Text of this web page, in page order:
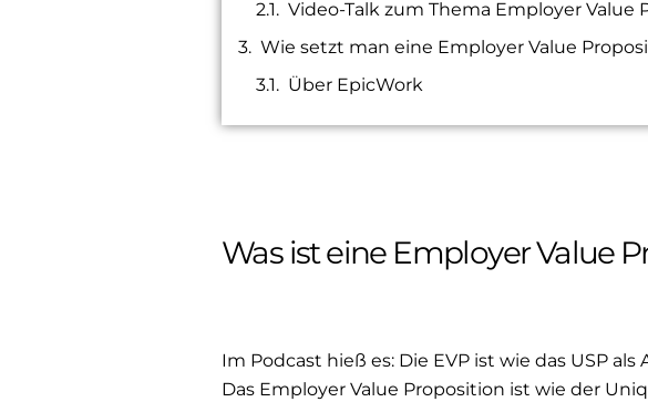
Video-Talk zum Thema Employer Value
Wie setzt man eine Employer Value
Über EpicWork
Was ist eine Employer Value
Im Podcast hieß es: Die EVP ist wie das USP
Das Employer Value Proposition ist wie der